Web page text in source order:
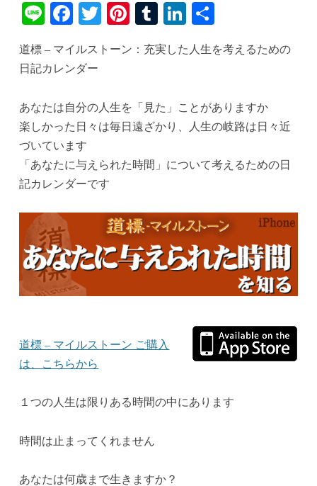
Li
Fa
bo
ok
T
tte
Pi
er
t
T
u
m
r
Li
nk
ed
道標 – マイルストーン：充実した人生を考えるための
日記カレンダー
あなたは自分の人生を「見た」ことがありますか
楽しかった日々は毎日遠ざかり、人生の岐路は日々近
づいています
「あなたに与えられた時間」について考えるための日
記カレンダーです
道標 – マイルストーン ご購入
は、こちらから
１つの人生は限りある時間の中にあります
時間は止まってくれません
あなたは何歳まで生きますか？